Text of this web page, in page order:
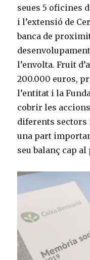
seues 5 oficines
i l’extensió de
banca de
l’envolta. Fruit
200.000 euros,
l’entitat i la
cobrir les
diferents
una part
seu balanç cap